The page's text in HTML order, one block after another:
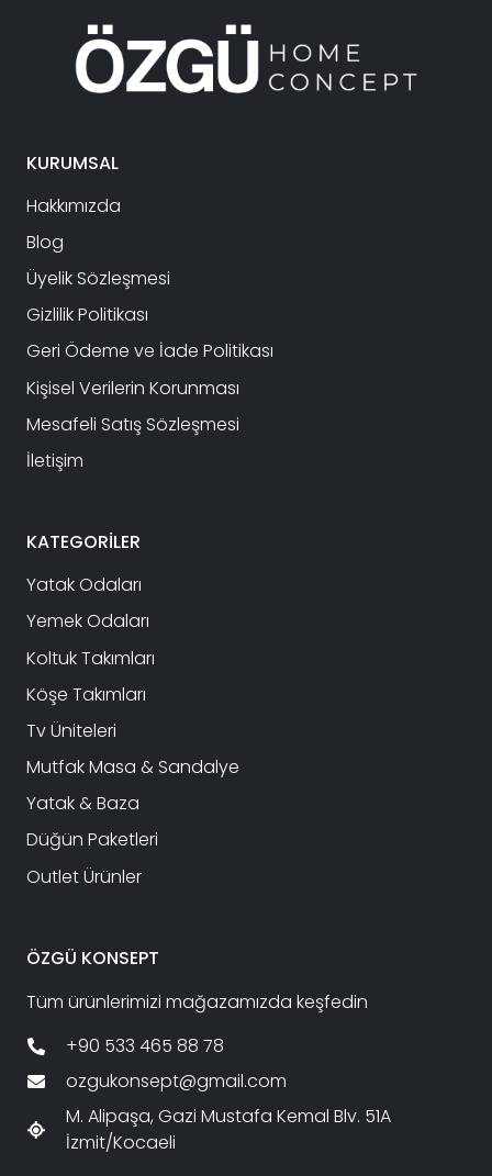
KURUMSAL
Hakkımızda
Blog
Üyelik Sözleşmesi
Gizlilik Politikası
Geri Ödeme ve İade Politikası
Kişisel Verilerin Korunması
Mesafeli Satış Sözleşmesi
İletişim
KATEGORİLER
Yatak Odaları
Yemek Odaları
Koltuk Takımları
Köşe Takımları
Tv Üniteleri
Mutfak Masa & Sandalye
Yatak & Baza
Düğün Paketleri
Outlet Ürünler
ÖZGÜ KONSEPT
Tüm ürünlerimizi mağazamızda keşfedin
+90 533 465 88 78
ozgukonsept@gmail.com
M. Alipaşa, Gazi Mustafa Kemal Blv. 51A
İzmit/Kocaeli